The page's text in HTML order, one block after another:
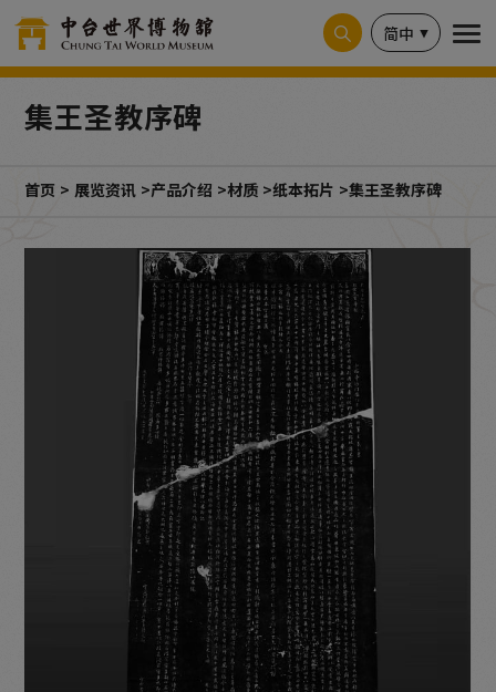
简中
集王圣教序碑
首页 展览资讯 产品介绍 材质 纸本拓片 集王圣教序碑
Cookie管理面板